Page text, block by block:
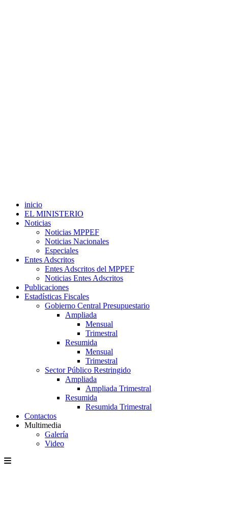
inicio
EL MINISTERIO
Noticias
Noticias MPPEF
Noticias Nacionales
Especiales
Entes Adscritos
Entes Adscritos del MPPEF
Noticias Entes Adscritos
Publicaciones
Estadísticas Fiscales
Gobierno Central Presupuestario
Ampliada
Mensual
Trimestral
Resumida
Mensual
Trimestral
Sector Público Restringido
Ampliada
Ampliada Trimestral
Resumida
Resumida Trimestral
Contactos
Multimedia
Galería
Video